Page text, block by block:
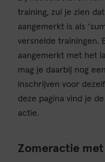
training, zul je zien
aangemerkt is als
versnelde trainingen.
aangemerkt met het
mag je daarbij nog
inschrijven voor
deze pagina vind je
actie.
Zomeractie